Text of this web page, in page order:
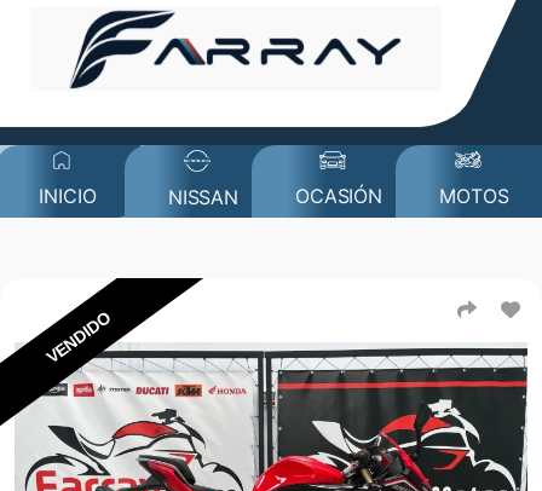
INICIO NISSAN OCASIÓN MOTOS
VENDIDO